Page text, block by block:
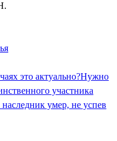
это актуально?Нужно
участника
умер, не успев